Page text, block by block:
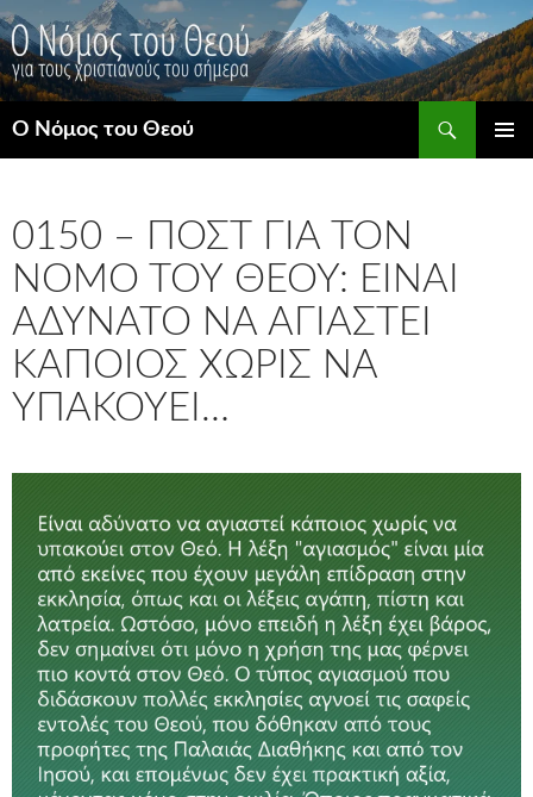
Μετάβαση
σε
περιεχόμενο
Ο Νόμος του Θεού
0150 – ΠΟΣΤ ΓΙΑ ΤΟΝ
ΝΌΜΟ ΤΟΥ ΘΕΟΎ: ΕΊΝΑΙ
ΑΔΎΝΑΤΟ ΝΑ ΑΓΙΑΣΤΕΊ
ΚΆΠΟΙΟΣ ΧΩΡΊΣ ΝΑ
ΥΠΑΚΟΎΕΙ…